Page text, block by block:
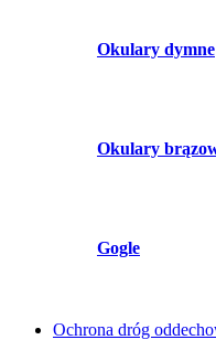
Okulary dymne
Okulary
Gogle
Ochrona dróg